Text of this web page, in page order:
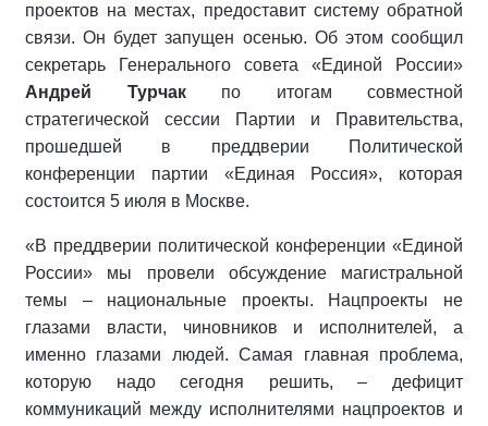
проектов на местах, предоставит систему обратной
связи. Он будет запущен осенью. Об этом сообщил
секретарь Генерального совета «Единой России»
Андрей Турчакпо итогам совместной
стратегической сессии Партии и Правительства,
прошедшей в преддверии Политической
конференции партии «Единая Россия», которая
состоится 5 июля в Москве.
«В преддверии политической конференции «Единой
России» мы провели обсуждение магистральной
темы – национальные проекты. Нацпроекты не
глазами власти, чиновников и исполнителей, а
именно глазами людей. Самая главная проблема,
которую надо сегодня решить, – дефицит
коммуникаций между исполнителями нацпроектов и